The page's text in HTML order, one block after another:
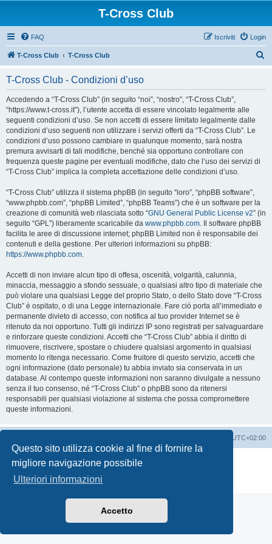
Questo sito utilizza cookie al fine di fornire la
migliore navigazione possibile
Ulteriori informazioni
Accetto
T-Cross Club
FAQ Login
Iscriviti
T-Cross Club T-Cross Club
T-Cross Club - Condizioni d’uso
Accedendo a “T-Cross Club” (in seguito “noi”, “nostro”, “T-Cross Club”,
“https://www.t-cross.it”), l’utente accetta di essere vincolato legalmente alle
seguenti condizioni d’uso. Se non accetti di essere limitato legalmente dalle
condizioni d’uso seguenti non utilizzare i servizi offerti da “T-Cross Club”. Le
condizioni d’uso possono cambiare in qualunque momento, sarà nostra
premura avvisarti di tali modifiche, benché sia opportuno controllare con
frequenza queste pagine per eventuali modifiche, dato che l’uso dei servizi di
“T-Cross Club” implica la completa accettazione delle condizioni d’uso.
“T-Cross Club” utilizza il sistema phpBB (in seguito “loro”, “phpBB software”,
“www.phpbb.com”, “phpBB Limited”, “phpBB Teams”) che è un software per la
creazione di comunità web rilasciata sotto “GNU General Public License v2” (in
seguito “GPL”) liberamente scaricabile da www.phpbb.com. Il software phpBB
facilita le aree di discussione internet; phpBB Limited non è responsabile dei
contenuti e della gestione. Per ulteriori informazioni su phpBB:
https://www.phpbb.com.
Accetti di non inviare alcun tipo di offesa, oscenità, volgarità, calunnia,
minaccia, messaggio a sfondo sessuale, o qualsiasi altro tipo di materiale che
può violare una qualsiasi Legge del proprio Stato, o dello Stato dove “T-Cross
Club” è ospitato, o di una Legge internazionale. Fare ciò porta all’immediato e
permanente divieto di accesso, con notifica al tuo provider Internet se è
ritenuto da noi opportuno. Tutti gli indirizzi IP sono registrati per salvaguardare
e rinforzare queste condizioni. Accetti che “T-Cross Club” abbia il diritto di
rimuovere, riscrivere, spostare o chiudere qualsiasi argomento in qualsiasi
momento lo ritenga necessario. Come fruitore di questo servizio, accetti che
ogni informazione (dato personale) tu abbia inviato sia conservata in un
database. Al contempo queste informazioni non saranno divulgate a nessuno
senza il tuo consenso, né “T-Cross Club” o phpBB sono da ritenersi
responsabili per qualsiasi violazione al sistema che possa compromettere
queste informazioni.
UTC+02:00
Creato da
® Forum Software © phpBB Limited
Traduzione Italiana